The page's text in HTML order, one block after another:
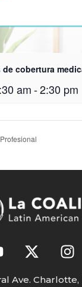
cobertura
am-2:30 pm
Ave. Charlotte,